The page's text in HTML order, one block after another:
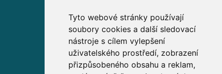
Tyto webové stránky používají
soubory cookies a další sledovací
nástroje s cílem vylepšení
uživatelského prostředí, zobrazení
přizpůsobeného obsahu a reklam,
Sídlo společnosti
Partners Financial Services, a.s.
Prague Gate, 4. patro,